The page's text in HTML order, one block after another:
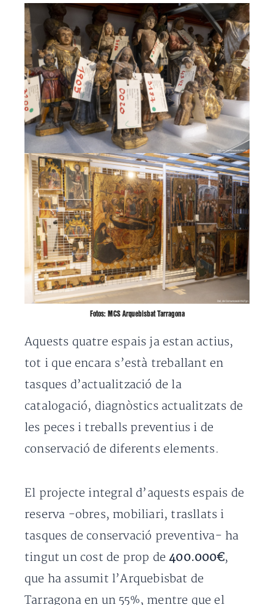
Fotos: MCS Arquebisbat Tarragona
Aquests quatre espais ja estan actius,
tot i que encara s’està treballant en
tasques d’actualització de la
catalogació, diagnòstics actualitzats de
les peces i treballs preventius i de
conservació de diferents elements.
El projecte integral d’aquests espais de
reserva -obres, mobiliari, trasllats i
tasques de conservació preventiva- ha
tingut un cost de prop de400.000€,
que ha assumit l’Arquebisbat de
Tarragona en un 55%, mentre que el